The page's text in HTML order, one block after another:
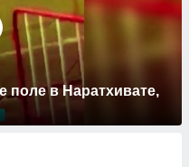
поле в Наратхивате,